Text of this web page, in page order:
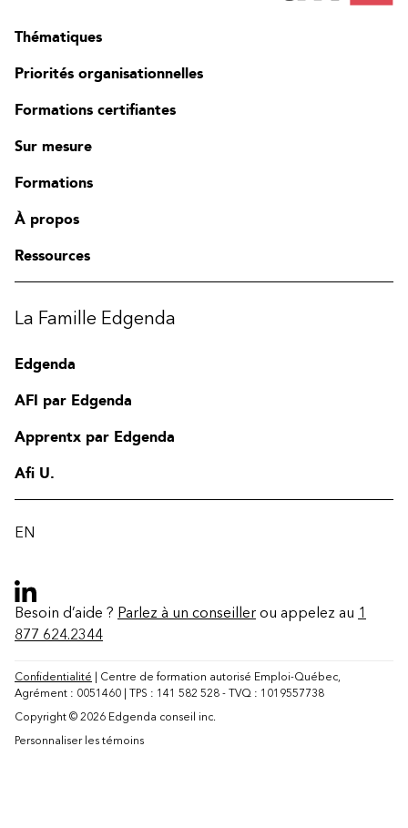
Thématiques
Priorités organisationnelles
Formations certifiantes
Sur mesure
Formations
À propos
Ressources
La Famille Edgenda
Edgenda
AFI par Edgenda
Apprentx par Edgenda
Afi U.
EN
Besoin d’aide ? Parlez à un conseiller ou appelez au 1
877 624.2344
Confidentialité | Centre de formation autorisé Emploi-Québec,
Agrément : 0051460 | TPS : 141 582 528 - TVQ : 1019557738
Copyright © 2026 Edgenda conseil inc.
Personnaliser les témoins